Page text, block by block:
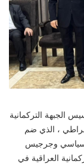
، وبمناسبة الذكرى ال (٣١) لتأسيس الجبهة التركمانية
، الذي ضم
وجرجيس
العراقية في